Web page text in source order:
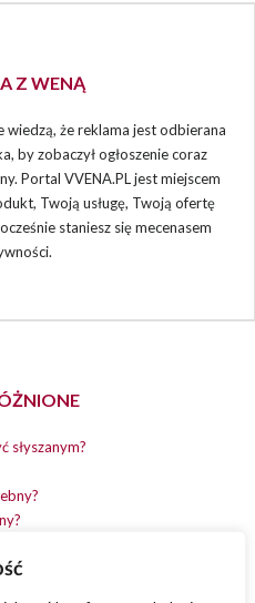
Z WENĄ
że reklama jest odbierana
by zobaczył ogłoszenie coraz
Portal VVENA.PL jest miejscem
Twoją usługę, Twoją ofertę
staniesz się mecenasem
słyszanym?